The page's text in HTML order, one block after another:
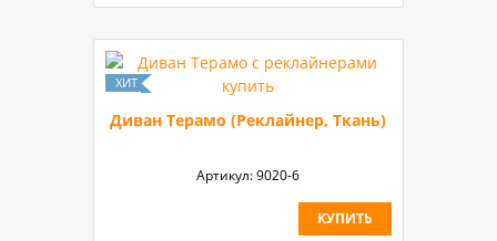
Диван Терамо (Реклайнер, Ткань)
Артикул:9020-6
КУПИТЬ